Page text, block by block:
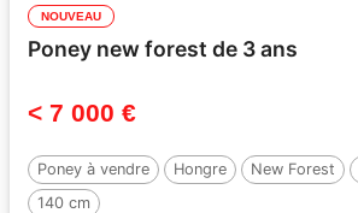
NOUVEAU
Poney new forest de 3 ans
< 7 000 €
Poney à vendre Hongre New Forest
140 cm